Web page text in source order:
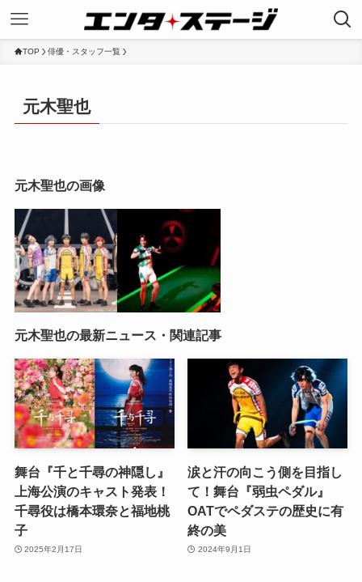
TOP 俳優・スタッフ一覧
元木聖也
元木聖也の画像
元木聖也の最新ニュース・関連記事
舞台『千と千尋の神隠し』
上海公演のキャスト発表！
千尋役は橋本環奈と福地桃
子
2025年2月17日
涙と汗の向こう側を目指し
て！舞台『弱虫ペダル』
OATでペダステの歴史に有
終の美
2024年9月1日